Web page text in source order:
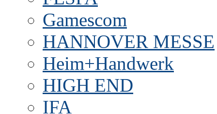
Gamescom
HANNOVER MESSE
Heim+Handwerk
HIGH END
IFA